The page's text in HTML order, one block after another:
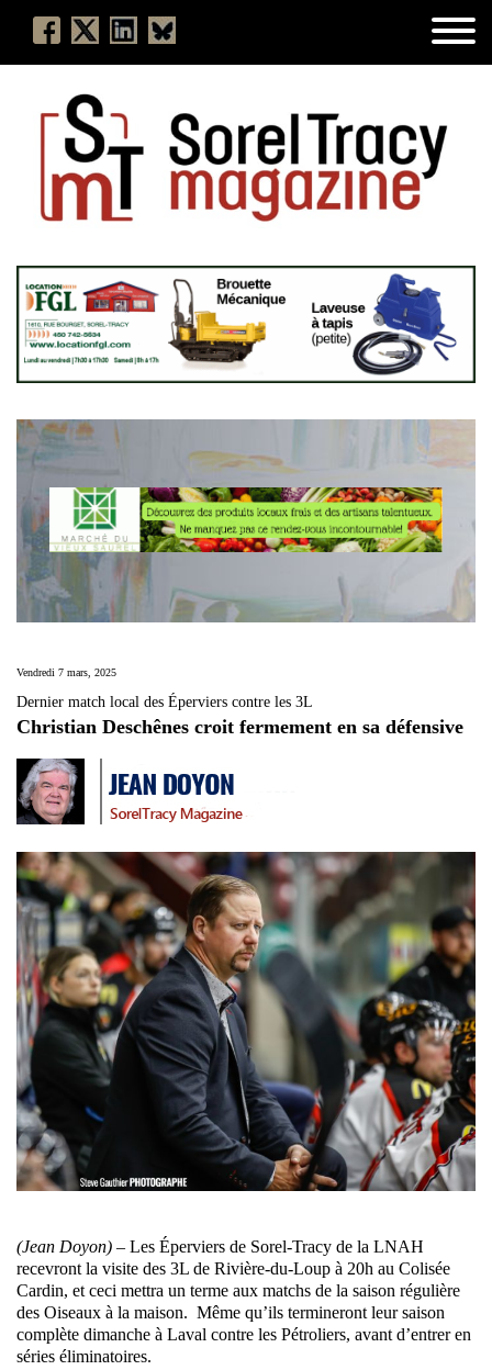
Vendredi 7 mars, 2025
Dernier match local des Éperviers contre les 3L
Christian Deschênes croit fermement en sa défensive
(Jean Doyon) – Les Éperviers de Sorel-Tracy de la LNAH
recevront la visite des 3L de Rivière-du-Loup à 20h au Colisée
Cardin, et ceci mettra un terme aux matchs de la saison régulière
des Oiseaux à la maison. Même qu’ils termineront leur saison
complète dimanche à Laval contre les Pétroliers, avant d’entrer en
séries éliminatoires.